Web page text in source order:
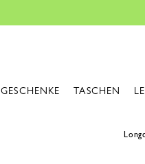
GESCHENKE TASCHEN